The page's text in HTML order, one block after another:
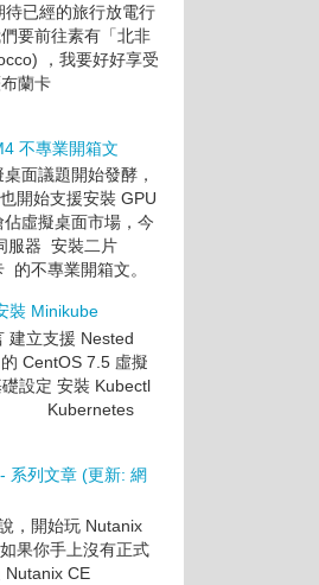
待已經的旅行放電行
要前往素有「北非
，我要好好享受
蘭卡
不專業開箱文
面議題開始發酵，
開始支援安裝 GPU
虛擬桌面市場，今
服器 安裝二片
的不專業開箱文。
裝 Minikube
建立支援 Nested
CentOS 7.5 虛擬
定 安裝 Kubectl
Kubernetes
系列文章 (更新: 網
，開始玩 Nutanix
果你手上沒有正式
Nutanix CE